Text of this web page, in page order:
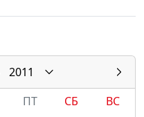
2011
ПТ СБ
ВС